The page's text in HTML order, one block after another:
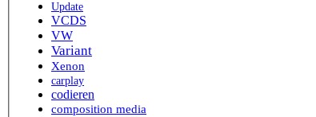
Update
VCDS
VW
Variant
Xenon
carplay
codieren
composition media